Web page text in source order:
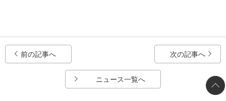
前の記事へ
ニュース一覧へ
次の記事へ